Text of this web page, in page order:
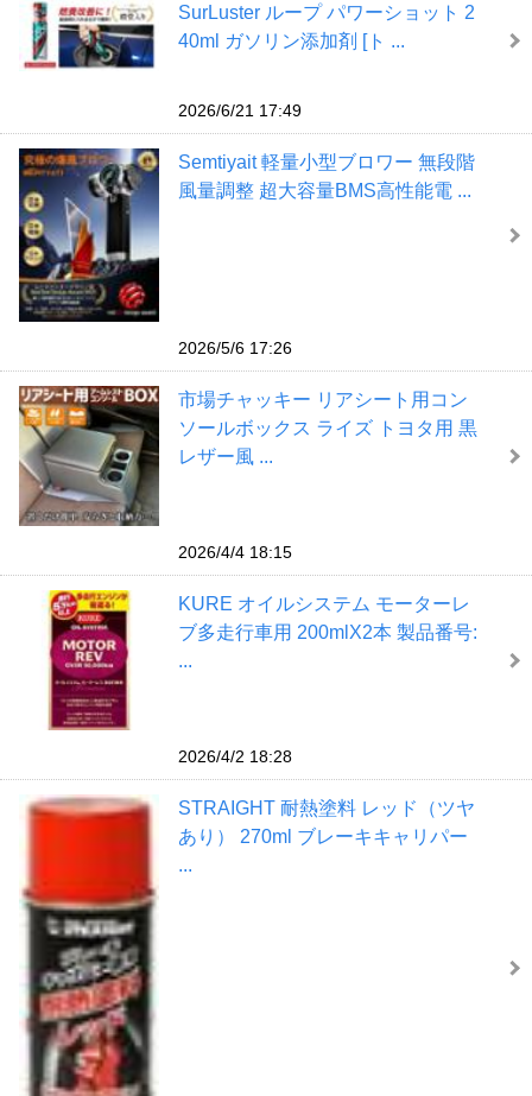
SurLuster ループ パワーショット 2
40ml ガソリン添加剤 [ト ...
2026/6/21 17:49
‎Semtiyait 軽量小型ブロワー 無段階
風量調整 超大容量BMS高性能電 ...
2026/5/6 17:26
市場チャッキー リアシート用コン
ソールボックス ライズ トヨタ用 黒
レザー風 ...
2026/4/4 18:15
KURE オイルシステム モーターレ
ブ多走行車用 200mlX2本 製品番号:
...
2026/4/2 18:28
STRAIGHT 耐熱塗料 レッド（ツヤ
あり） 270ml ブレーキキャリパー
...